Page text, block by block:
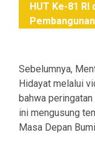
HUT Ke-81 RI
Sebelumnya,
Hidayat melalui
bahwa
ini mengusung
Masa Depan